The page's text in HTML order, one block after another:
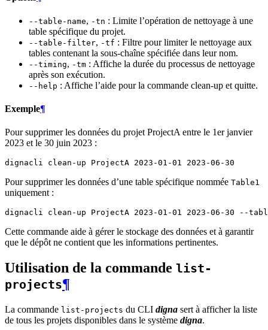
--table-name, -tn : Limite l’opération de nettoyage à une
table spécifique du projet.
--table-filter, -tf : Filtre pour limiter le nettoyage aux
tables contenant la sous-chaîne spécifiée dans leur nom.
--timing, -tm : Affiche la durée du processus de nettoyage
après son exécution.
--help : Affiche l’aide pour la commande clean-up et quitte.
Exemple¶
Pour supprimer les données du projet ProjectA entre le 1er janvier
2023 et le 30 juin 2023 :
dignacli clean-up ProjectA 2023 -01-01 2023
Pour supprimer les données d’une table spécifique nommée Table1
uniquement :
dignacli clean-up ProjectA 2023 -01-01 2023 -06-30 --
Cette commande aide à gérer le stockage des données et à garantir
que le dépôt ne contient que les informations pertinentes.
Utilisation de la commande list-
projects¶
La commande list-projects du CLI digna sert à afficher la liste
de tous les projets disponibles dans le système digna.